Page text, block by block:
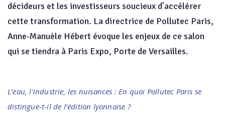
décideurs et les investisseurs soucieux d’accélérer
cette transformation. La directrice de Pollutec Paris,
Anne-Manuèle Hébert évoque les enjeux de ce salon
qui se tiendra à Paris Expo, Porte de Versailles.
L’eau, l’industrie, les nuisances : En quoi Pollutec Paris se
distingue-t-il de l’édition lyonnaise ?